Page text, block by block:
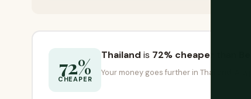
72%
CHEAPER
Thailand is 72% cheaper
Your money goes further in Thailand. A